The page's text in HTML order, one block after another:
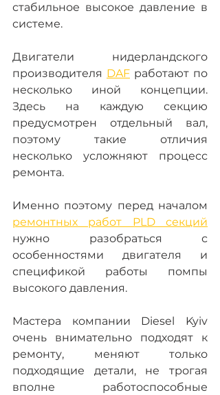
стабильное высокое давление в
системе.
Двигатели нидерландского
производителя DAF работают по
несколько иной концепции.
Здесь на каждую секцию
предусмотрен отдельный вал,
поэтому такие отличия
несколько усложняют процесс
ремонта.
ремонтных работ PLD секций
нужно разобраться с
особенностями двигателя и
спецификой работы помпы
высокого давления.
Мастера компании Diesel Kyiv
очень внимательно подходят к
ремонту, меняют только
подходящие детали, не трогая
вполне работоспособные